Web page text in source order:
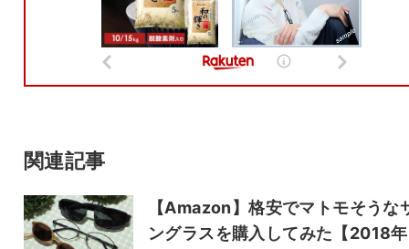
サイト
関連記事
【Amazon】格安でマトモそうな
ングラスを購入してみた【2018